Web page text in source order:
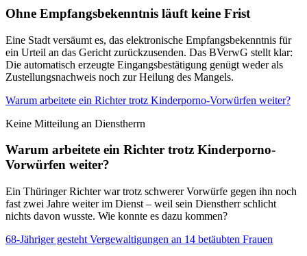
Ohne Empfangsbekenntnis läuft keine Frist
Eine Stadt versäumt es, das elektronische Empfangsbekenntnis für
ein Urteil an das Gericht zurückzusenden. Das BVerwG stellt klar:
Die automatisch erzeugte Eingangsbestätigung genügt weder als
Zustellungsnachweis noch zur Heilung des Mangels.
Warum arbeitete ein Richter trotz Kinderporno-Vorwürfen weiter?
Keine Mitteilung an Dienstherrn
Warum arbeitete ein Richter trotz Kinderporno-
Vorwürfen weiter?
Ein Thüringer Richter war trotz schwerer Vorwürfe gegen ihn noch
fast zwei Jahre weiter im Dienst – weil sein Dienstherr schlicht
nichts davon wusste. Wie konnte es dazu kommen?
68-Jähriger gesteht Vergewaltigungen an 14 betäubten Frauen